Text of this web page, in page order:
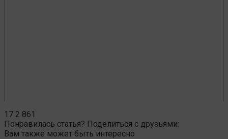
17 2 861
Понравилась статья? Поделиться с друзьями:
Вам также может быть интересно